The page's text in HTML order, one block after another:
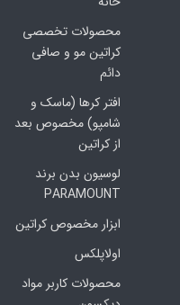
محصولات تخصصی
کراتین مو و صافی
دائم
افتر کرها (ماسک و
شامپو) مخصوص بعد
از کراتین
لوسیون بدن برند
PARAMOUNT
ابزار مخصوص کراتین
اولاپلکس
محصولات کاربر مواد